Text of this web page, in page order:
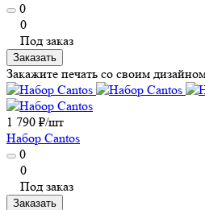
0
0
Под заказ
Заказать
Закажите печать со своим
1 790 ₽/шт
Набор Cantos
0
0
Под заказ
Заказать